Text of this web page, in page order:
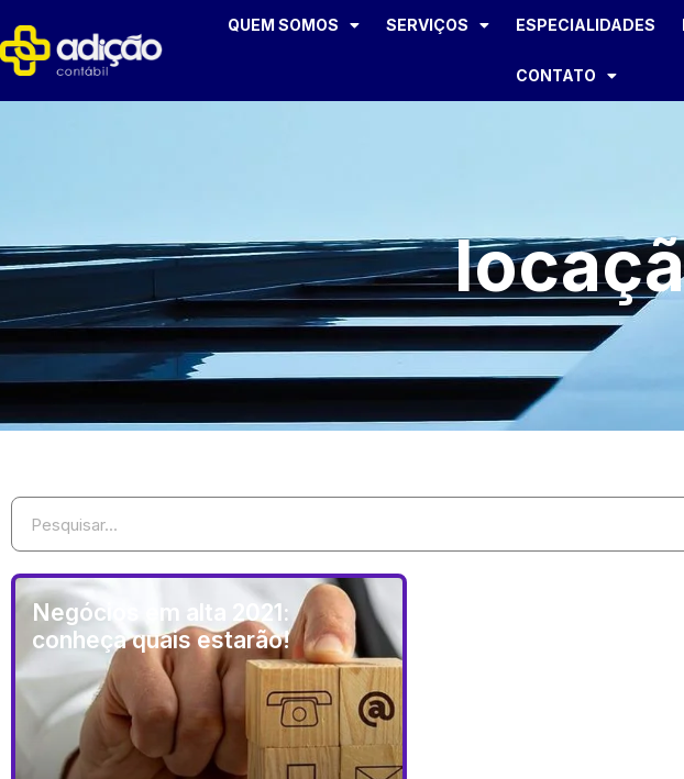
QUEM SOMOS SERVIÇOS ESPECIALIDADES
CONTATO
Negócios em alta 2021:
conheça quais estarão!